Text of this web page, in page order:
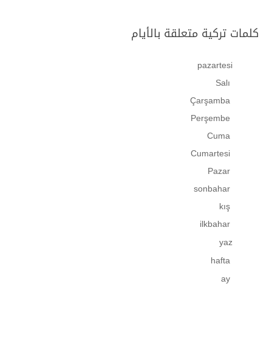
كلمات تركية متعلقة بالأيام
pazartesi
yaz